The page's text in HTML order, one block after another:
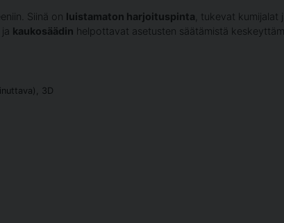
Siinä on luistamaton harjoituspinta , tukevat
kaukosäädin helpottavat asetusten säätämistä
3D